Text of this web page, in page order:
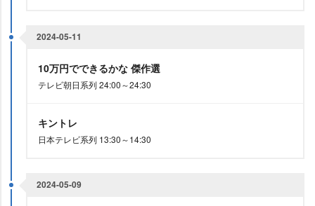
2024-05-11
10万円でできるかな 傑作選
テレビ朝日系列 24:00～24:30
キントレ
日本テレビ系列 13:30～14:30
2024-05-09